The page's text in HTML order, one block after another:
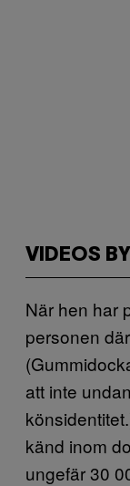
VIDEOS
När hen har
personen
att inte
känd inom
ungefär 30